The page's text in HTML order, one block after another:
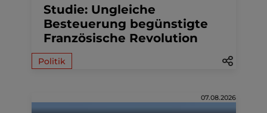
Studie: Ungleiche
Besteuerung begünstigte
Französische Revolution
Politik
07.08.2026